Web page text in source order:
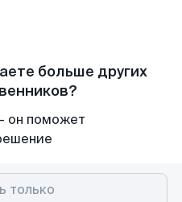
больше других
он поможет